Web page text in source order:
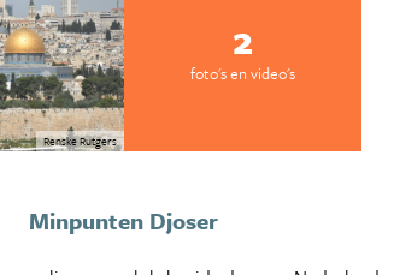
Renske Rutgers
2
foto's en video's
Minpunten Djoser